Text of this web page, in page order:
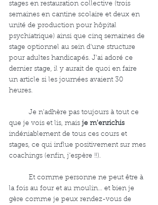
stages en restauration collective (trois
semaines en cantine scolaire et deux en
unité de production pour hôpital
psychiatrique) ainsi que cinq semaines de
stage optionnel au sein d'une structure
pour adultes handicapés. J'ai adoré ce
dernier stage, il y aurait de quoi en faire
un article si les journées avaient 30
heures.
que je vois et lis, mais je m'enrichis
indéniablement de tous ces cours et
stages, ce qui influe positivement sur mes
coachings (enfin, j'espère !!).
la fois au four et au moulin... et bien je
gère comme je peux rendez-vous de